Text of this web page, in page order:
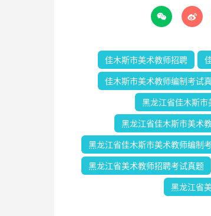
 
佳木斯市美术教师招聘
佳木斯市美术教师编制考试
黑龙江省佳木斯市
黑龙江省佳木斯市美术
黑龙江省佳木斯市美术教师编制
黑龙江省美术教师招聘考试真题
黑龙江省